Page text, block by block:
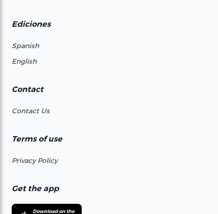
Ediciones
Spanish
English
Contact
Contact Us
Terms of use
Privacy Policy
Get the app
Download on the